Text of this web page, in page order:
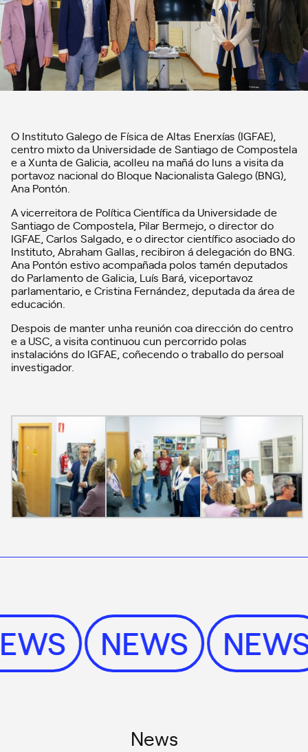
O Instituto Galego de Física de Altas Enerxías (IGFAE),
centro mixto da Universidade de Santiago de Compostela
e a Xunta de Galicia, acolleu na mañá do luns a visita da
portavoz nacional do Bloque Nacionalista Galego (BNG),
Ana Pontón.
A vicerreitora de Política Científica da Universidade de
Santiago de Compostela, Pilar Bermejo, o director do
IGFAE, Carlos Salgado, e o director científico asociado do
Instituto, Abraham Gallas, recibiron á delegación do BNG.
Ana Pontón estivo acompañada polos tamén deputados
do Parlamento de Galicia, Luís Bará, viceportavoz
parlamentario, e Cristina Fernández, deputada da área de
educación.
Despois de manter unha reunión coa dirección do centro
e a USC, a visita continuou cun percorrido polas
instalacións do IGFAE, coñecendo o traballo do persoal
investigador.
NEWS
News